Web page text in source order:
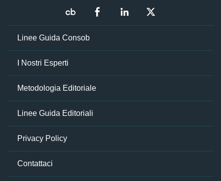
Linee Guida Consob
I Nostri Esperti
Metodologia Editoriale
Linee Guida Editoriali
Privacy Policy
Contattaci